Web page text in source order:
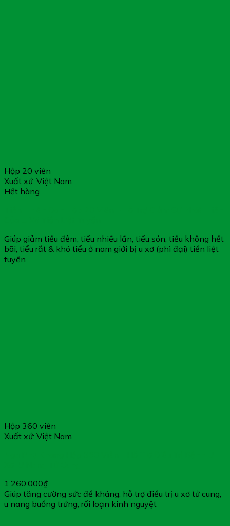
Hộp 20 viên
Xuất xứ: Việt Nam
Hết hàng
Giúp giảm tiểu đêm, tiểu nhiều lần, tiểu són, tiểu không hết
bãi, tiểu rắt & khó tiểu ở nam giới bị u xơ (phì đại) tiền liệt
tuyến
Hộp 360 viên
Xuất xứ: Việt Nam
1,260,000₫
Giúp tăng cường sức đề kháng, hỗ trợ điều trị u xơ tử cung,
u nang buồng trứng, rối loạn kinh nguyệt